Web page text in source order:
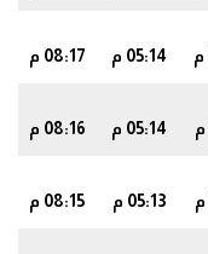
05:14 م 08:17 م
05:14 م 08:16 م
05:13 م 08:15 م